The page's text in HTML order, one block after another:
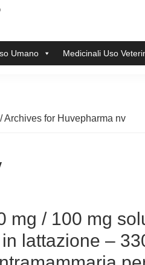
Umano Medicinali Uso
/Archives for Huvepharma nv
mg / 100 mg
lattazione –